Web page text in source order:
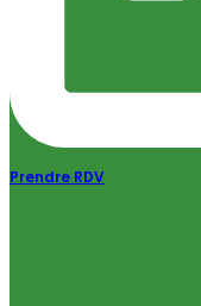
Prendre RDV